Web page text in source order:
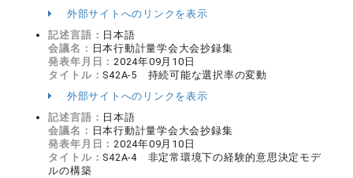
外部サイトへのリンクを表示
記述言語： 日本語
会議名： 日本行動計量学会大会抄録集
発表年月日：2024年09月10日
タイトル： S42A-5 持続可能な選択率の変動
外部サイトへのリンクを表示
記述言語： 日本語
会議名： 日本行動計量学会大会抄録集
発表年月日：2024年09月10日
タイトル： S42A-4 非定常環境下の経験的意思決定モデ
ルの構築